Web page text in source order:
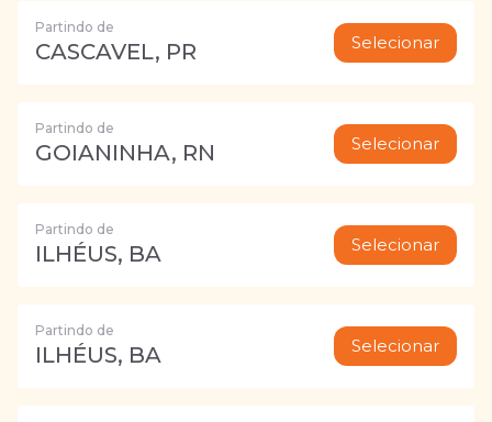
Partindo de
CASCAVEL, PR Selecionar
Partindo de
GOIANINHA, RN Selecionar
Partindo de
ILHÉUS, BA Selecionar
Partindo de
ILHÉUS, BA Selecionar